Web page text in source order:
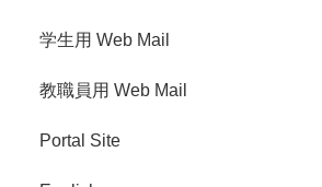
学生用 Web Mail
教職員用 Web Mail
Portal Site